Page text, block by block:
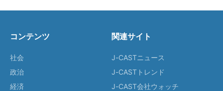
コンテンツ
社会
政治
経済
関連サイト
J-CASTニュース
J-CASTトレンド
J-CAST会社ウォッチ